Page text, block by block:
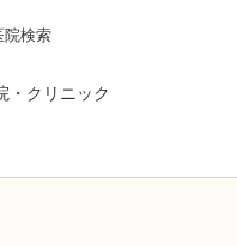
院検索
・クリニック